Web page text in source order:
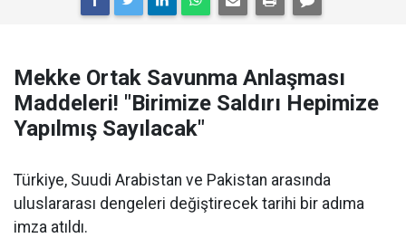
Mekke Ortak Savunma Anlaşması
Maddeleri! "Birimize Saldırı Hepimize
Yapılmış Sayılacak"
Türkiye, Suudi Arabistan ve Pakistan arasında
uluslararası dengeleri değiştirecek tarihi bir adıma
imza atıldı.